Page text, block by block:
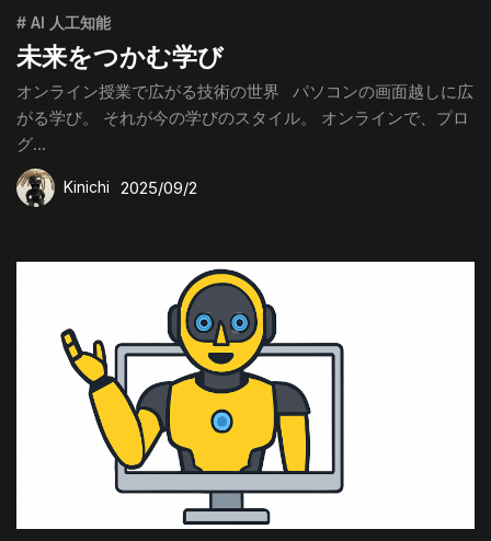
# AI 人工知能
未来をつかむ学び
オンライン授業で広がる技術の世界 パソコンの画面越しに広
がる学び。 それが今の学びのスタイル。 オンラインで、プロ
グ...
Kinichi 2025/09/2